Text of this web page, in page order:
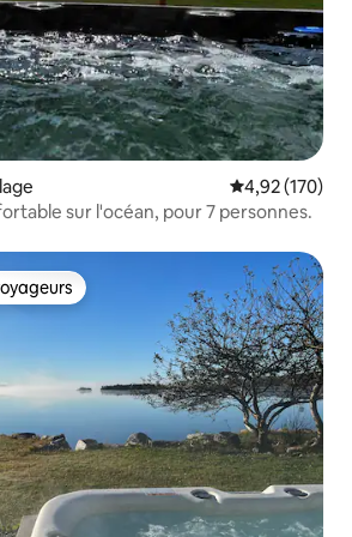
Évaluation
4,92 (170)
sur l'océan, pour 7 personnes.
les plus appréciés